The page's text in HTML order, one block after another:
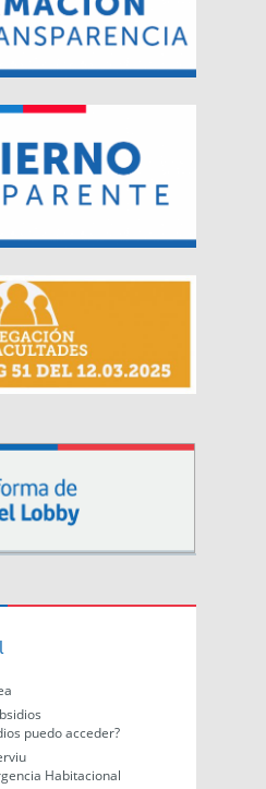
puedo acceder?
Habitacional